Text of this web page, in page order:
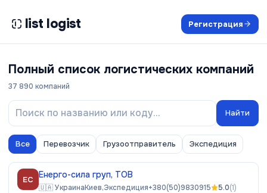
list logist Регистрация
Полный список логистических компаний
37 890 компаний
Найти
Все Перевозчик Грузоотправитель Экспедиция
ЕС Енерго-сила груп, ТОВ
🇺🇦УкраинаКиев,Экспедиция+380(50)9830915 5.0(1)